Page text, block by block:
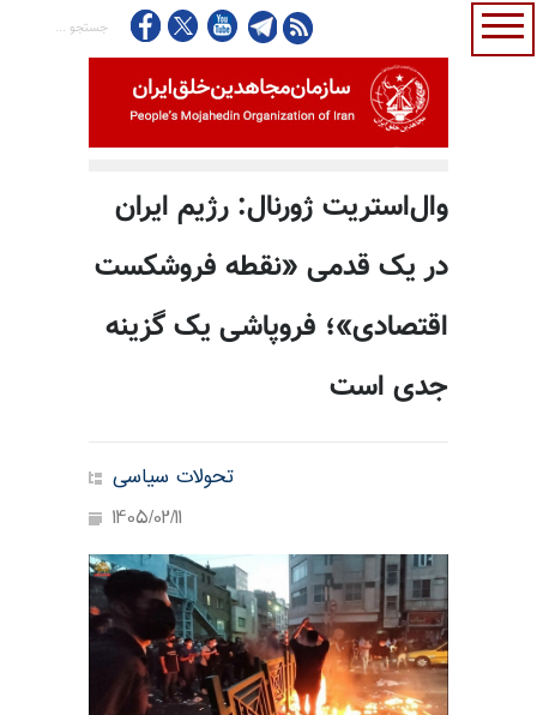
وال‌استریت ژورنال: رژیم ایران
در یک قدمی «نقطه فروشکست
اقتصادی»؛ فروپاشی یک گزینه
جدی است
تحولات سیاسی
1405/02/11